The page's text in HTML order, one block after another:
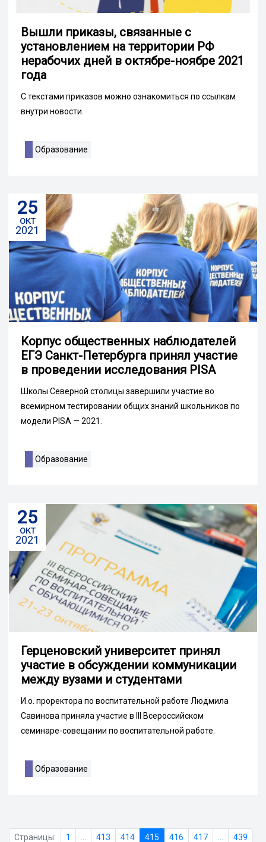
Вышли приказы, связанные с
установлением на территории РФ
нерабочих дней в октябре-ноябре 2021
года
С текстами приказов можно ознакомиться по ссылкам
внутри новости.
Образование
25
окт
2021
Корпус общественных наблюдателей
ЕГЭ Санкт-Петербурга принял участие
в проведении исследования PISA
Школы Северной столицы завершили участие во
всемирном тестировании общих знаний школьников по
модели PISA — 2021.
Образование
25
окт
2021
Герценовский университет принял
участие в обсуждении коммуникации
между вузами и студентами
И.о. проректора по воспитательной работе Людмила
Савинова приняла участие в III Всероссийском
семинаре-совещании по воспитательной работе.
Образование
Страницы: 1 ... 413 414 415 416 417 ... 439